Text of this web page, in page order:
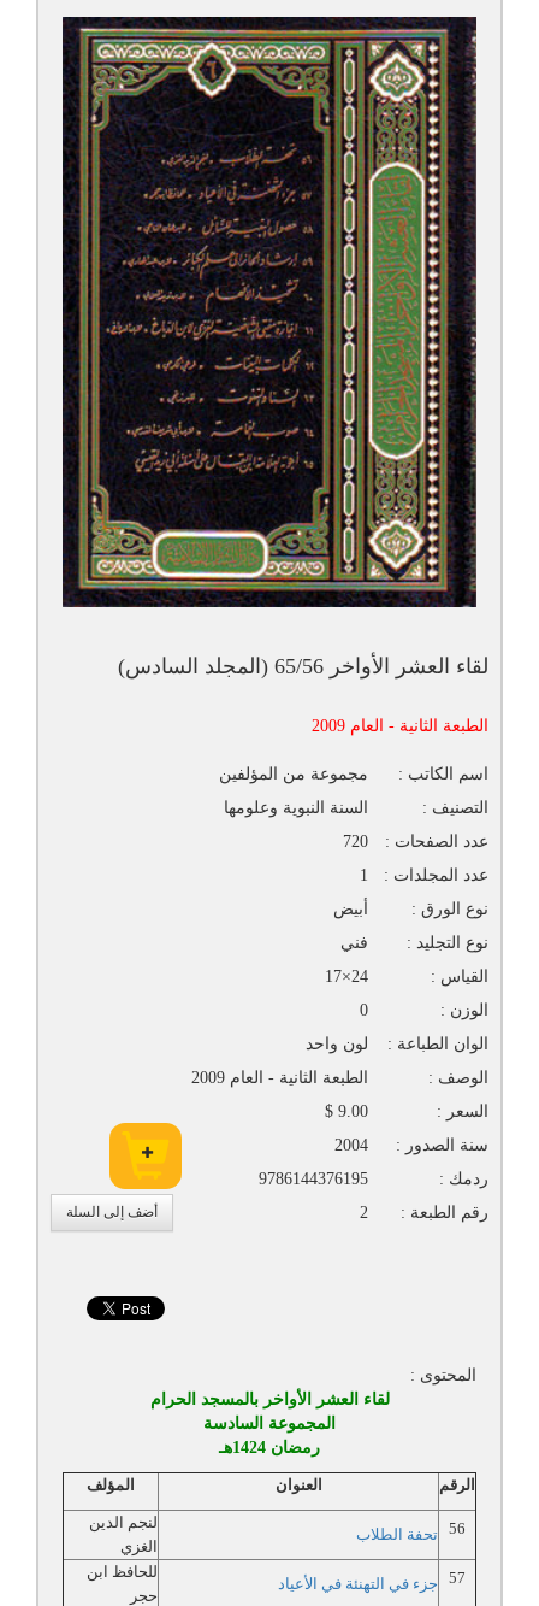
أضف إلى السلة
لقاء العشر الأواخر 65/56 (المجلد السادس)
الطبعة الثانية - العام 2009
اسم الكاتب :
مجموعة من المؤلفين
التصنيف :
السنة النبوية وعلومها
عدد الصفحات :
720
عدد المجلدات :
1
نوع الورق :
أبيض
نوع التجليد :
فني
القياس :
24×17
الوزن :
0
الوان الطباعة :
لون واحد
الوصف :
الطبعة الثانية - العام 2009
السعر :
9.00 $
سنة الصدور :
2004
ردمك :
9786144376195
رقم الطبعة :
2
المحتوى :
لقاء العشر الأواخر بالمسجد الحرام
المجموعة السادسة
رمضان 1424هـ
الرقم العنوان المؤلف
56 تحفة الطلاب
لنجم الدين
الغزي
57
جزء في التهنئة في الأعياد
للحافظ ابن
حجر